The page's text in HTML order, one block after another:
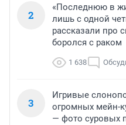
2
«Последнюю в
лишь с одной
рассказали про
боролся с раком
1 638
3
Игривые
огромных мейн-
— фото суровых